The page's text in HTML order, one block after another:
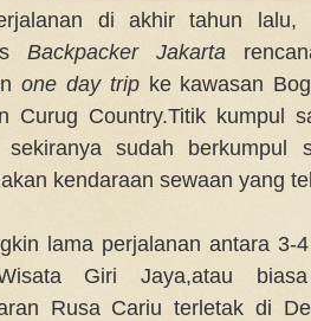
di akhir tahun lalu,
Backpacker Jakarta
one day tripke kawasan
Curug Country.Titik kumpul
sekiranya sudah berkumpul
kendaraan sewaan yang
lama perjalanan antara 3-
Giri Jaya,atau
Rusa Cariu terletak di